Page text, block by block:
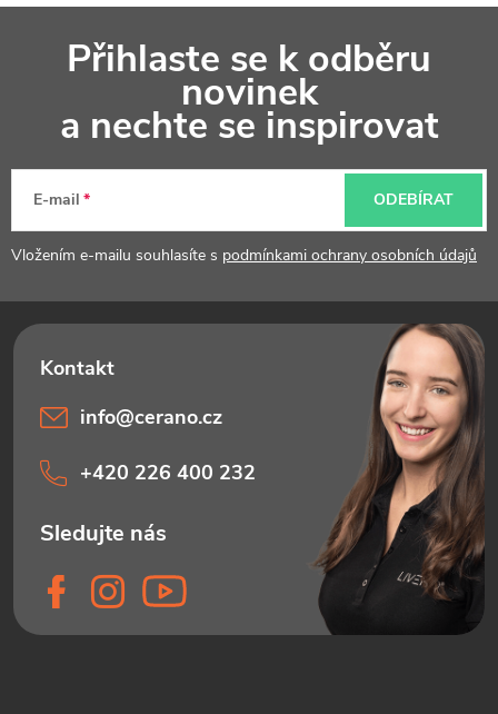
a
Přihlaste se k odběru
novinek
a nechte se inspirovat
E-mail
Vložením e-mailu souhlasíte s podmínkami ochrany osobních údajů
ODEBÍRAT
info@cerano.cz
+420 226 400 232